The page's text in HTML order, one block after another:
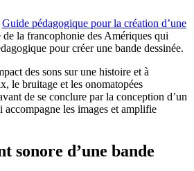
Guide pédagogique pour la création d’une
de la francophonie des Amériques qui
pour créerune bande dessinée.
des sons sur une histoire et à
le bruitage et les onomatopées
de se conclure par la conception d’un
les images et amplifie
sonore d’une bande